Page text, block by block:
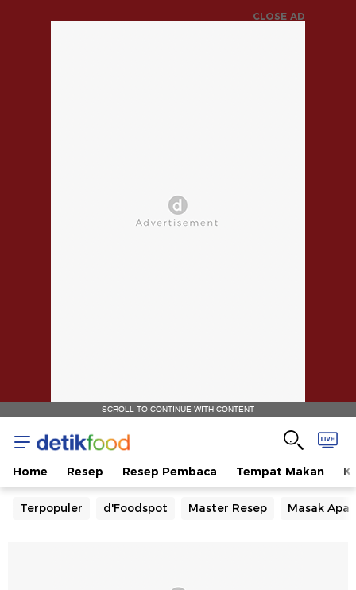
CLOSE AD
SCROLL TO CONTINUE WITH CONTENT
Home Resep Resep Pembaca Tempat Makan
Terpopuler d'Foodspot Master Resep Masak Apa